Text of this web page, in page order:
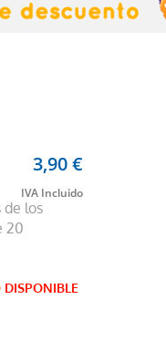
3,90 €
los
20
DISPONIBLE